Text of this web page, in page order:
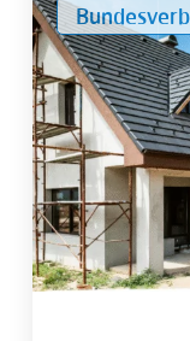
oder
Bestand?
Worauf
Käufer
beim
achten
sollten